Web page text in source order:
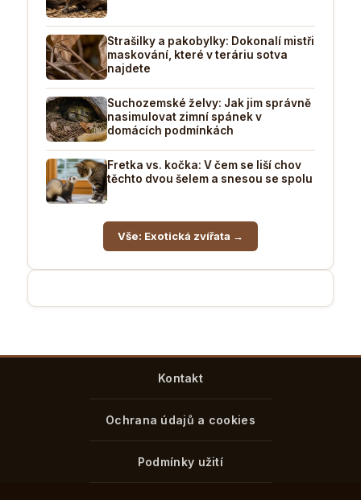
Strašilky a pakobylky: Dokonalí mistři
maskování, které v teráriu sotva
najdete
Suchozemské želvy: Jak jim správně
nasimulovat zimní spánek v
domácích podmínkách
Fretka vs. kočka: V čem se liší chov
těchto dvou šelem a snesou se spolu
Vše: Exotická zvířata →
Kontakt
Ochrana údajů a cookies
Podmínky užití